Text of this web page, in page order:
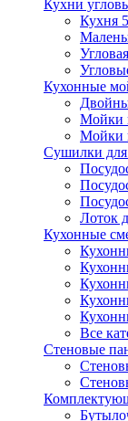
Кухни
Кухня
Кухонные
Мойки
Мойки
Сушилки
Лоток
Кухонные
Все
Стеновые